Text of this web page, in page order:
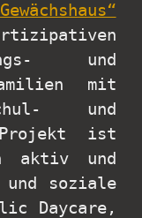
und
mit
und
Projekt ist
aktiv und
soziale
Daycare,